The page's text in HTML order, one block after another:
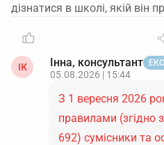
дізнатися в школі, якій він
ІК Інна, консультант
05.08.2026 | 15:44
З 1 вересня 2026
правилами
692) сумісники та